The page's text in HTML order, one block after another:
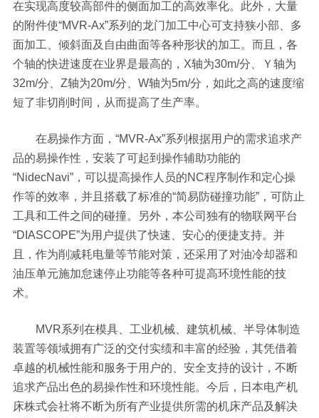
在实现高度较高部件的侧面加工的高效率化。此外，大量
的附件使“MVR-Ax”系列的龙门加工中心可支持狭小部、多
面加工、倾斜面及自由曲面等各种形状的加工。而且，各
个轴的快进速度在业界是最高的，X轴为30m/分、Ｙ轴为
32m/分、Z轴为20m/分、W轴为5m/分，如此之高的速度缩
短了非切削时间，从而提高了生产率。
在易操作方面，“MVR-Ax”系列根据用户的需求追求产
品的易操作性，安装了可起到操作辅助功能的
“NidecNavi”，可以提高操作人员的NC程序制作和定心操
作等的效率，并且搭载了标准的“简易防碰撞功能”，可防止
工具和工件之间的碰撞。另外，本公司独有的物联网平台
“DIASCOPE”为用户提供了快速、安心的便捷支持。并
且，作为削减耗电量等节能对策，还采用了对油冷却器和
油压单元施加怠速停止功能等各种可提高环境性能的技
术。
MVR系列在模具、工业机械、建筑机械、半导体制造
装置等领域拥有广泛的交付实绩和丰富的经验，其凭借着
卓越的机械性能和服务于用户的、安全支持的设计，不断
追求产品出色的易操作性和环境性能。今后，日本电产机
床株式会社将不断为所有产业提供所需的机床产品及解决